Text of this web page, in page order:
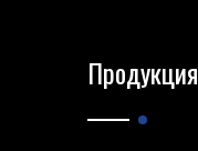
Продукция